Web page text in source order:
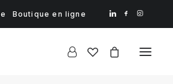
Boutique en ligne